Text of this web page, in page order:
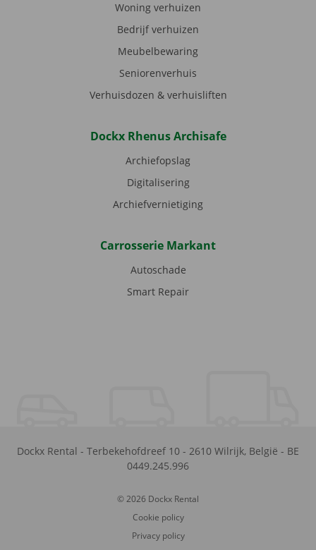
Woning verhuizen
Bedrijf verhuizen
Meubelbewaring
Seniorenverhuis
Verhuisdozen & verhuisliften
Dockx Rhenus Archisafe
Archiefopslag
Digitalisering
Archiefvernietiging
Carrosserie Markant
Autoschade
Smart Repair
Dockx Rental - Terbekehofdreef 10 - 2610 Wilrijk, België - BE
0449.245.996
© 2026 Dockx Rental
Cookie policy
Privacy policy